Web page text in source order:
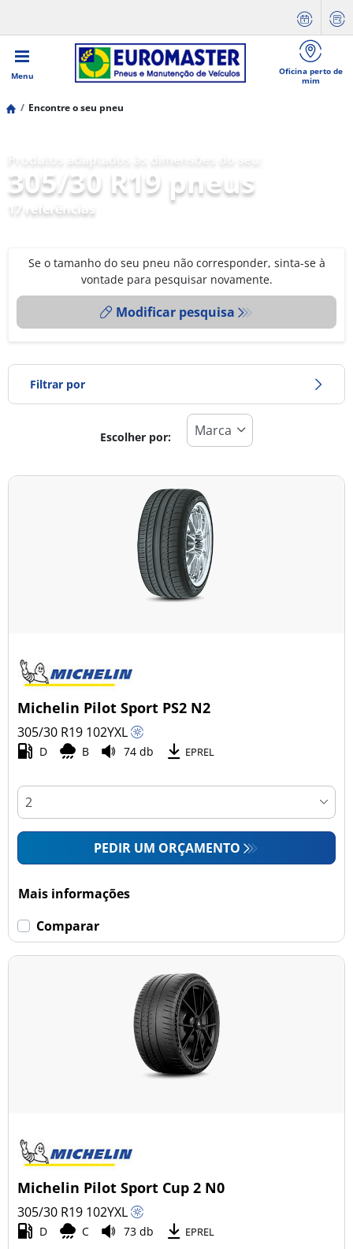
Menu
Oficina perto de
mim
Encontre o seu pneu
305/30 R19 pneus
17 referências
Se o tamanho do seu pneu não corresponder, sinta-se à
vontade para pesquisar novamente.
Modificar pesquisa
Filtrar por
Todos os tipos (17)
Todas as estações (0)
Ligeiro (17)
Esvaziamento limitado
Runflat (0)
Mais opções
Escolher por:
Michelin Pilot Sport PS2 N2
305/30 R19 102YXL
D B 74 db EPREL
PEDIR UM ORÇAMENTO
Mais informações
Comparar
Michelin Pilot Sport Cup 2 N0
305/30 R19 102YXL
D C 73 db EPREL